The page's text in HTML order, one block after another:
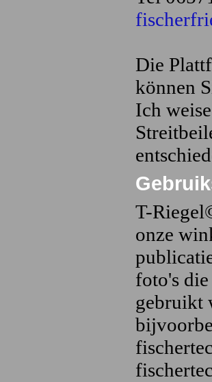
Die
können
Ich
T-
onze
foto's
gebruikt